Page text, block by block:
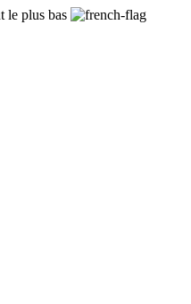
le plus bas